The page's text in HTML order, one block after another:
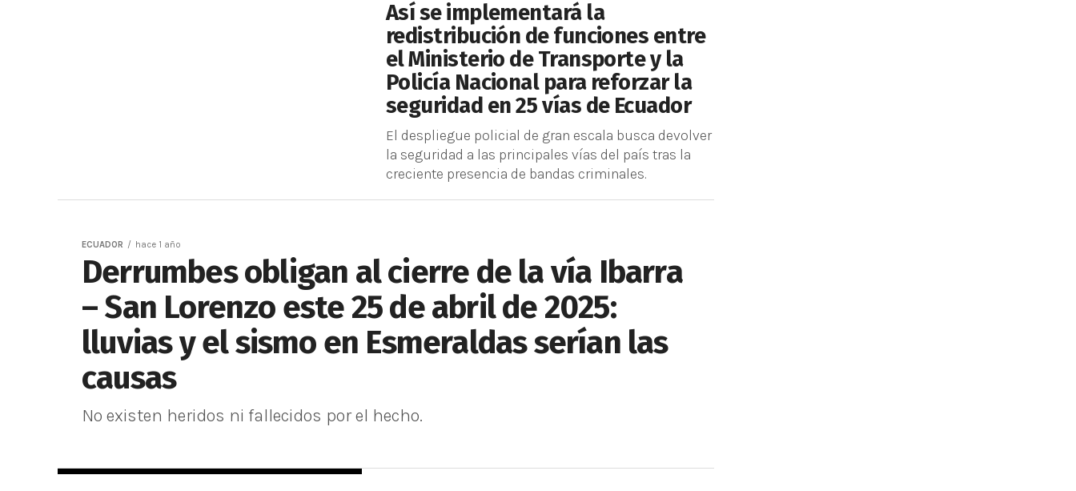
Así se implementará la
redistribución de funciones entre
el Ministerio de Transporte y la
Policía Nacional para reforzar la
seguridad en 25 vías de Ecuador
El despliegue policial de gran escala busca devolver
la seguridad a las principales vías del país tras la
creciente presencia de bandas criminales.
ECUADOR hace 1 año
Derrumbes obligan al cierre de la vía Ibarra
– San Lorenzo este 25 de abril de 2025:
lluvias y el sismo en Esmeraldas serían las
causas
No existen heridos ni fallecidos por el hecho.